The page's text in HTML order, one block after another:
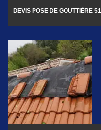
DEVIS POSE DE GOUTTIÈRE 51